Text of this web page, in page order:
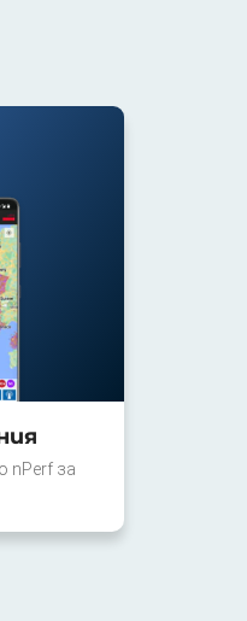
nPerf за